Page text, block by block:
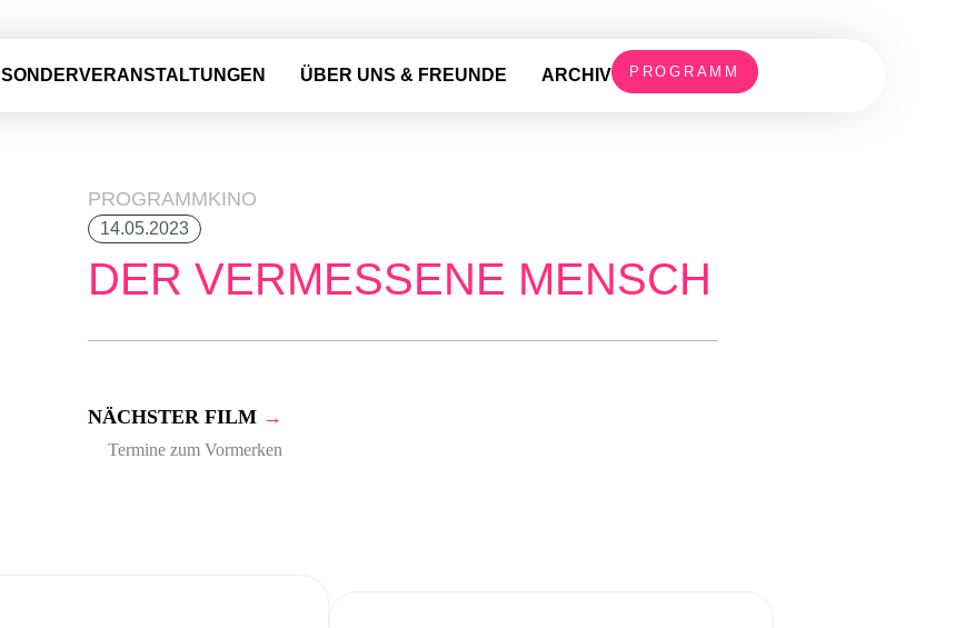
SONDERVERANSTALTUNGEN ÜBER UNS & FREUNDE ARCHIV PROGRAMM
PROGRAMMKINO
14.05.2023
DER VERMESSENE MENSCH
NÄCHSTER FILM →
Termine zum Vormerken